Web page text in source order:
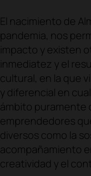
El nacimiento de
pandemia, nos
impacto y existen
inmediatez y el
cultural, en la que
y diferencial en
ámbito puramente
emprendedores
diversos como la
acompañamiento
creatividad y el